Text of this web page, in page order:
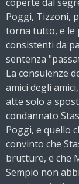
Poggi, Tizzoni,
torna tutto, e le
consistenti da
sentenza
La consulenze
amici degli
atte solo a
condannato
Poggi, e quello
convinto che
brutture, e che
Sempio non